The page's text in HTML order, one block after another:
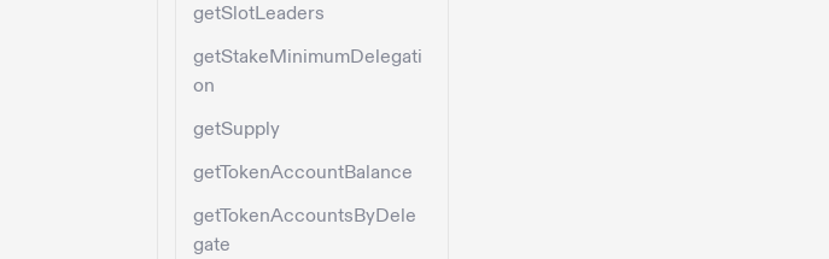
getSlotLeaders
getStakeMinimumDelegati
on
getSupply
getTokenAccountBalance
getTokenAccountsByDele
gate